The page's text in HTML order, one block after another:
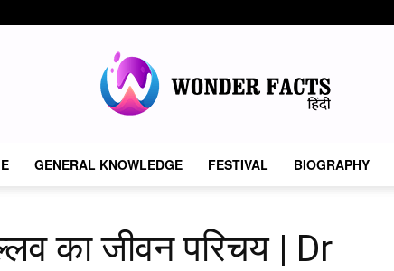
GENERAL KNOWLEDGE FESTIVAL BIOGRAPHY
का जीवन परिचय | Dr